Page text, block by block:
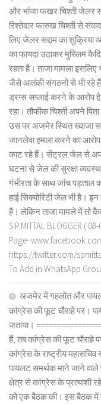
और भांजा फखर चिश्ती जेलर
रिश्तेदार फारुख चिश्ती से
लिए जेलर सद्दाम का शुक्रिया
का फायदा उठाकर मुस्लिम
रहता है। ताजा मामला
जैसे आतंकी संगठनों से भी रहे
ड्रग्स सप्लाई करने के आरोप
रहा। तौफीक चिश्ती अपने
उस पर अजमेर स्थित ख्वाजा
जानलेवा हमला करने का
काट रहे हैं। सेंट्रल जेल से अपने
घटना से जेल की सुरक्षा
गंभीरता के साथ जांच
हाई सिक्योरिटी जेल भी है।
है। लेकिन ताजा मामले में तो
S.P.MITTAL BLOGGER (
Page-
https://twitter.com/
To Add in WhatsApp
अजमेर में गहलोत और
कांग्रेस की फूट चौराहे पर।
जताया।
हैं, तब कांग्रेस की फूट चौराहे
कांग्रेस के राष्ट्रीय
पायलट समर्थक माने जाने वाले
क्षेत्र से कांग्रेस के प्रत्याशी
को एक बैठक की। इस बैठक में